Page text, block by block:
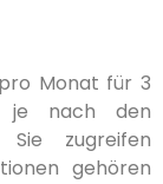
Monat für 3
je nach den
zugreifen
gehören